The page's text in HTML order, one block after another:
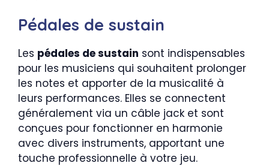
Pédales de sustain
Les pédales de sustain sont indispensables
pour les musiciens qui souhaitent prolonger
les notes et apporter de la musicalité à
leurs performances. Elles se connectent
généralement via un câble jack et sont
conçues pour fonctionner en harmonie
avec divers instruments, apportant une
touche professionnelle à votre jeu.